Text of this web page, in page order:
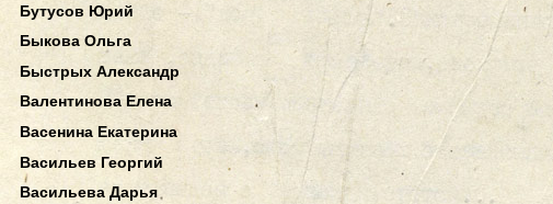
Бутусов Юрий
Быкова Ольга
Быстрых Александр
Валентинова Елена
Васенина Екатерина
Васильев Георгий
Васильева Дарья